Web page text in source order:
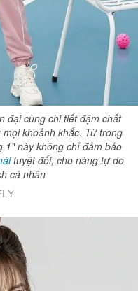
đại cùng chi tiết đậm chất
khoảnh khắc. Từ trong
1" này không chỉ đảm bảo
tuyệt đối, cho nàng tự do
cá nhân